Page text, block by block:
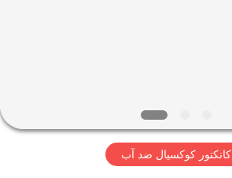
کانکتور کوکسیال ضد آب